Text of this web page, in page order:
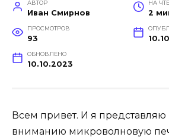
АВТОР
Иван Смирнов
НА
2
ПРОСМОТРОВ
93
ОБНОВЛЕНО
10.10.2023
Всем привет. И я
вниманию микроволновую